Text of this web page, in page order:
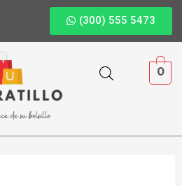
(300) 555 5473
0